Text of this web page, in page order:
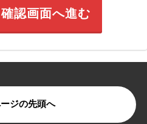
認画面へ進む
ジの先頭へ